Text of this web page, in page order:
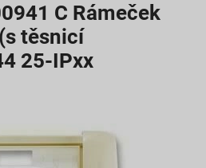
C Rámeček
těsnicí
25-IPxx